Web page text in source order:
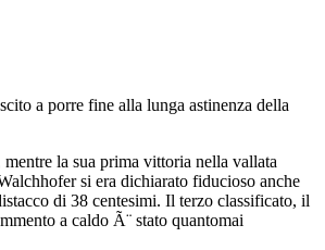
a porre fine alla lunga astinenza della
la sua prima vittoria nella vallata
si era dichiarato fiducioso anche
di 38 centesimi. Il terzo classificato, il
a caldo Ã¨ stato quantomai